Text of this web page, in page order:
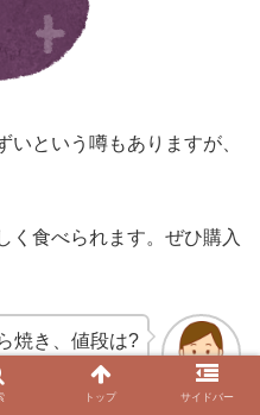
という噂もありますが、
く食べられます。ぜひ購入
焼き、値段は?
トップ サイドバー